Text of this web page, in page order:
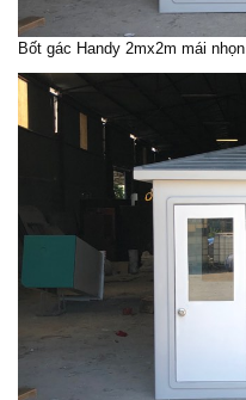
Bốt gác Handy 2mx2m mái nhọn